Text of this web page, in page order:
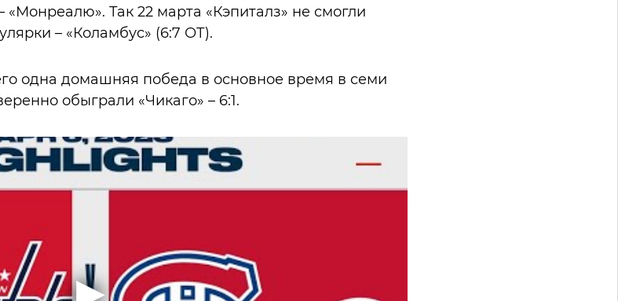
«Монреалю». Так 22 марта «Кэпиталз» не смогли
– «Коламбус» (6:7 ОТ).
одна домашняя победа в основное время в семи
уверенно обыграли «Чикаго» – 6:1.